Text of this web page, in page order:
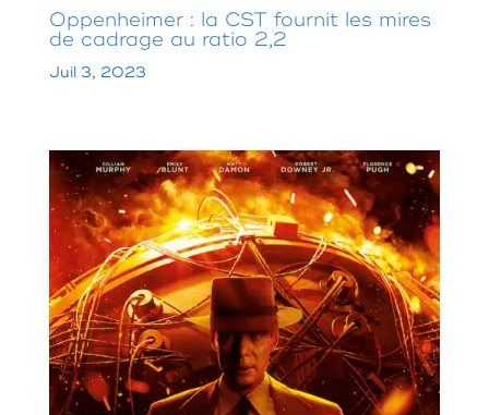
Oppenheimer : la CST fournit les mires
de cadrage au ratio 2,2
Juil 3, 2023